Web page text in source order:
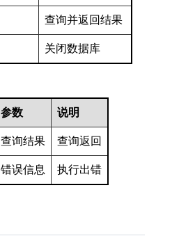
查询并返回结果
关闭数据库
参数 说明
查询结果 查询返回
错误信息 执行出错